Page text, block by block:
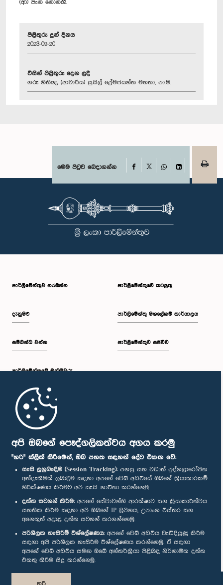
අපි ඔබගේ පෞද්ගලිකත්වය අගය කරමු
"හරි" ක්ලික් කිරීමෙන්, ඔබ පහත සඳහන් දේට එකඟ වේ:
සැසි ලුහුබැඳීම (Session Tracking): පහසු සහ වඩාත් පුද්ගලාරෝපිත
අත්දැකීමක් ලබාදීම සඳහා අපගේ වෙබ් අඩවියේ ඔබගේ ක්‍රියාකාරකම්
නිරීක්ෂණය කිරීමට අපි සැසි භාවිතා කරන්නෙමු.
දත්ත සටහන් කිරීම: අපගේ සේවාවන්හි ආරක්ෂාව සහ ක්‍රියාකාරීත්වය
සහතික කිරීම සඳහා අපි ඔබගේ IP ලිපිනය, උපාංග විස්තර සහ
අනෙකුත් අදාළ දත්ත සටහන් කරගන්නෙමු.
පරිශීලක හැසිරීම් විශ්ලේෂණය: අපගේ වෙබ් අඩවිය වැඩිදියුණු කිරීම
සඳහා අපි පරිශීලක හැසිරීම විශ්ලේෂණය කරන්නෙමු. ඒ සඳහා
අපගේ වෙබ් අඩවිය සමඟ ඔබේ අන්තර්ක්‍රියා පිළිබඳ නිර්නාමික දත්ත
එකතු කිරීම සිදු කරන්නෙමු.
(ආ) පැන නොනඟී.
පිළිතුරු දුන් දිනය
2023-09-20
විසින් පිළිතුරු දෙන ලදී
ගරු නීතිඥ (ආචාර්ය) සුසිල් ප්‍රේමජයන්ත මහතා, පා.ම.
මෙම පිටුව බෙදාගන්න Facebook
WhatsAppLinkedIn
පාර්ලි‌මේන්තුව නරඹන්න
දැනුමට
සම්බන්ධ වන්න
පාර්ලි‌මේන්තුවේ මන්ත්‍රීවරු
මුල් පිටුව
පාර්ලිමේන්තුවේ කටයුතු
පාර්ලිමේන්තු මහලේකම් කාර්යාලය
පාර්ලිමේන්තුව සජීවීව
පාර්ලිමේන්තු ජංගම යෙදුම
අප හා සම්බන්ධ වී සිටින්න :
සම්මාන
පෞද්ගලිකත්ව ප්‍රතිපත්තිය